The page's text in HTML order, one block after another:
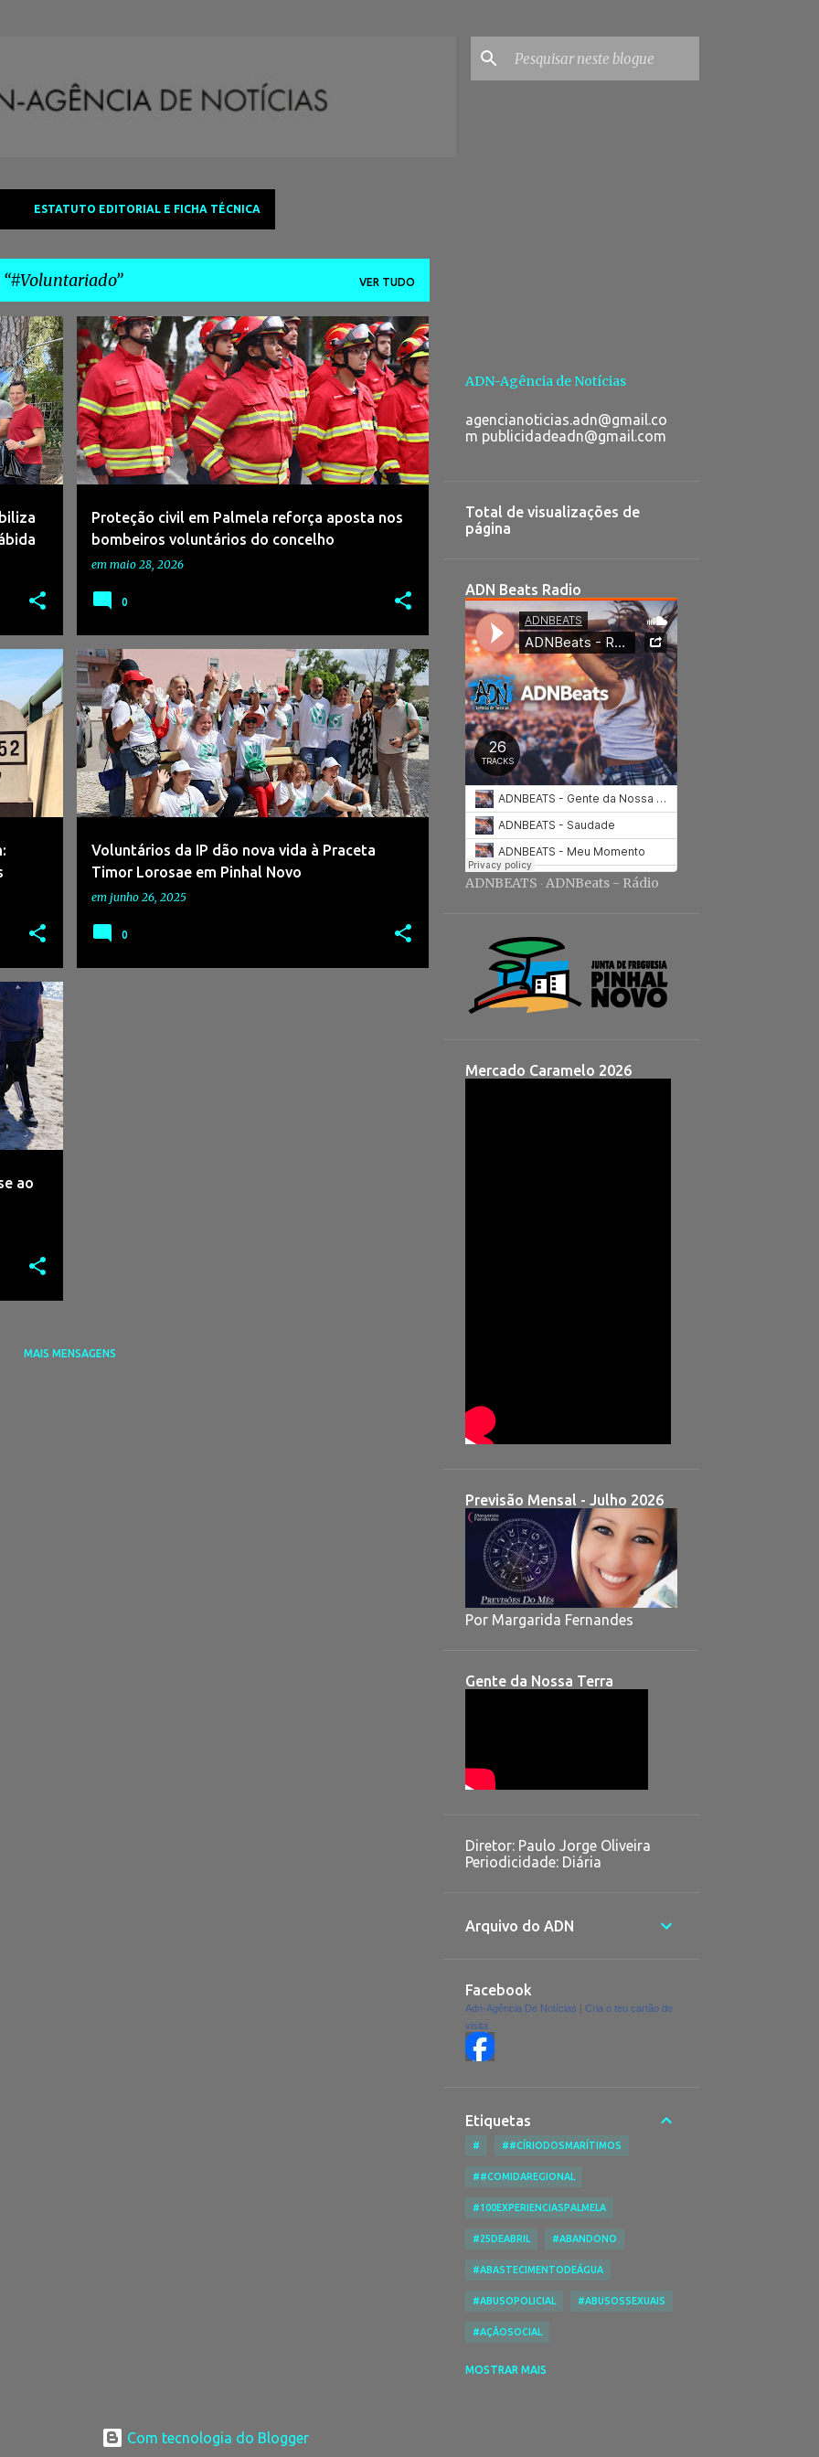
ESTATUTO EDITORIAL E FICHA TÉCNICA
#Voluntariado VER TUDO
+4
Proteção civil em Palmela reforça aposta nos
bombeiros voluntários do concelho
em maio 28, 2026
#ADNAGÊNCIADENOTÍCIAS #ÁGUASDEMOURA + 3
0
Voluntários da IP dão nova vida à Praceta
Timor Lorosae em Pinhal Novo
em junho 26, 2025
#AMBIENTE #CIDADEPARATODOS #IP +1
0
ao
+
MAIS MENSAGENS
ADN-Agência de Notícias
agencianoticias.adn@gmail.co
m publicidadeadn@gmail.com
Total de visualizações de
página
ADN Beats Radio
ADNBEATS · ADNBeats - Rádio
Mercado Caramelo 2026
Previsão Mensal - Julho 2026
Por Margarida Fernandes
Gente da Nossa Terra
Diretor: Paulo Jorge Oliveira
Periodicidade: Diária
Arquivo do ADN
Facebook
Adn-Agência De Notícias
Cria o teu cartão de
visita
Etiquetas
# ##CÍRIODOSMARÍTIMOS
##COMIDAREGIONAL
#100EXPERIENCIASPALMELA
#25DEABRIL #ABANDONO
#ABASTECIMENTODEÁGUA
#ABUSOPOLICIAL #ABUSOSSEXUAIS
#AÇÃOSOCIAL
MOSTRAR MAIS
Com tecnologia do Blogger